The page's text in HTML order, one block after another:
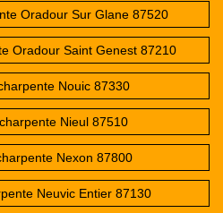
Oradour Sur Glane 87520
Oradour Saint Genest 87210
Nouic 87330
Nieul 87510
Nexon 87800
Neuvic Entier 87130